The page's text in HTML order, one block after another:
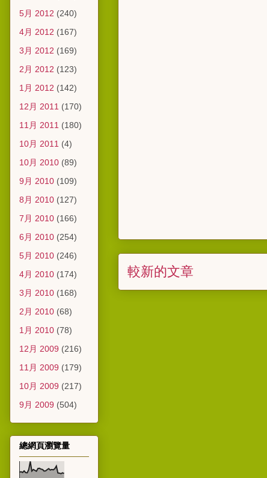
較新的文章
5月 2012 (240)
4月 2012 (167)
3月 2012 (169)
2月 2012 (123)
1月 2012 (142)
12月 2011 (170)
11月 2011 (180)
10月 2011 (4)
10月 2010 (89)
9月 2010 (109)
8月 2010 (127)
7月 2010 (166)
6月 2010 (254)
5月 2010 (246)
4月 2010 (174)
3月 2010 (168)
2月 2010 (68)
1月 2010 (78)
12月 2009 (216)
11月 2009 (179)
10月 2009 (217)
9月 2009 (504)
總網頁瀏覽量